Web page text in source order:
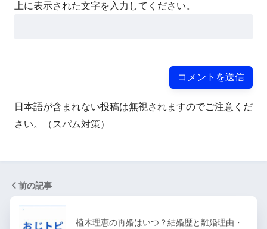
上に表示された文字を入力してください。
日本語が含まれない投稿は無視されますのでご注意くだ
さい。（スパム対策）
前の記事
植木理恵の再婚はいつ？結婚歴と離婚理由・